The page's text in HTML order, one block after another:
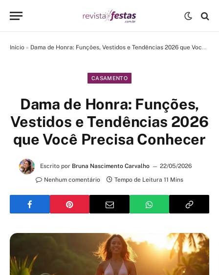
Início » Dama de Honra: Funções, Vestidos e Tendências 2026 que Você Precisa Conhecer
CASAMENTO
Dama de Honra: Funções,
Vestidos e Tendências 2026
que Você Precisa Conhecer
Escrito por Bruna Nascimento Carvalho
22/05/2026
Nenhum comentário
Tempo de Leitura 11 Mins